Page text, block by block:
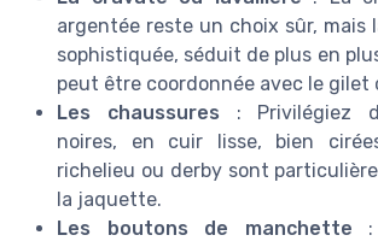
argentée reste un choix sûr, mais
sophistiquée, séduit de plus en
peut être coordonnée avec le gilet
Les chaussures : Privilégiez
noires, en cuir lisse, bien
richelieu ou derby sont
la jaquette.
Les boutons de manchette :